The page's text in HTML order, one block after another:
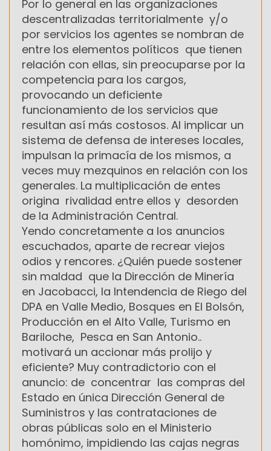
Por lo general en las organizaciones
descentralizadas territorialmente y/o
por servicios los agentes se nombran de
entre los elementos políticos que tienen
relación con ellas, sin preocuparse por la
competencia para los cargos,
provocando un deficiente
funcionamiento de los servicios que
resultan así más costosos. Al implicar un
sistema de defensa de intereses locales,
impulsan la primacía de los mismos, a
veces muy mezquinos en relación con los
generales. La multiplicación de entes
origina rivalidad entre ellos y desorden
de la Administración Central.
Yendo concretamente a los anuncios
escuchados, aparte de recrear viejos
odios y rencores. ¿Quién puede sostener
sin maldad que la Dirección de Minería
en Jacobacci, la Intendencia de Riego del
DPA en Valle Medio, Bosques en El Bolsón,
Producción en el Alto Valle, Turismo en
Bariloche, Pesca en San Antonio..
motivará un accionar más prolijo y
eficiente? Muy contradictorio con el
anuncio: de concentrar las compras del
Estado en única Dirección General de
Suministros y las contrataciones de
obras públicas solo en el Ministerio
homónimo, impidiendo las cajas negras